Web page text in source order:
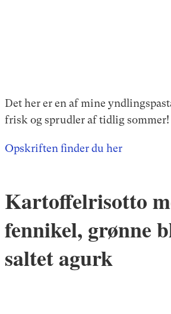
Det her er en af mine
frisk og sprudler af tidlig sommer!
Opskriften finder du her
Kartoffelrisotto
fennikel, grønne
saltet agurk